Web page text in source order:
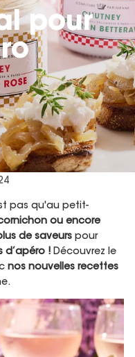
pour
pas qu'au petit-
ou encore
de saveurs pour
d’apéro ! Découvrez le
nos nouvelles recettes